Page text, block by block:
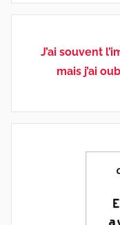
J’ai souvent
mais j’ai